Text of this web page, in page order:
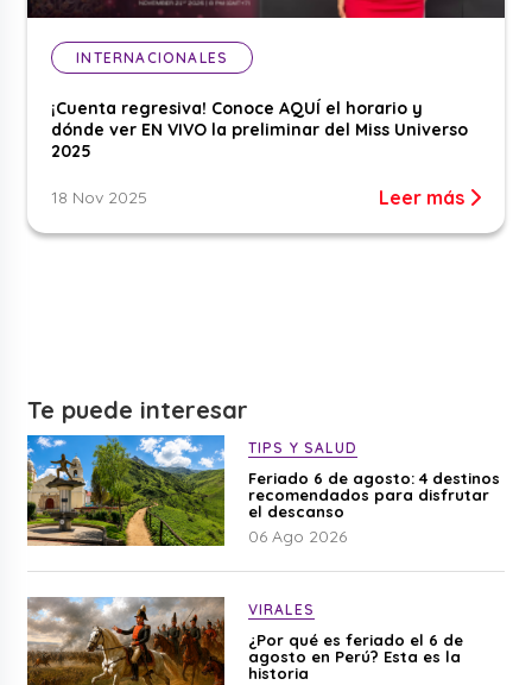
INTERNACIONALES
¡Cuenta regresiva! Conoce AQUÍ el horario y
dónde ver EN VIVO la preliminar del Miss Universo
2025
18 Nov 2025 Leer más
Te puede interesar
TIPS Y SALUD
Feriado 6 de agosto: 4 destinos
recomendados para disfrutar
el descanso
06 Ago 2026
VIRALES
¿Por qué es feriado el 6 de
agosto en Perú? Esta es la
historia